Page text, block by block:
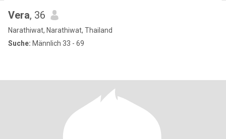
Vera, 36
Narathiwat, Narathiwat, Thailand
Suche: Männlich 33 - 69